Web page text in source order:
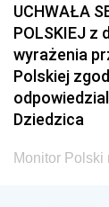
UCHWAŁA
POLSKIEJ z
wyrażenia
Polskiej
Dziedzica
Monitor Polski